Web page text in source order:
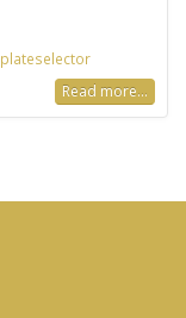
plateselector
Read more...